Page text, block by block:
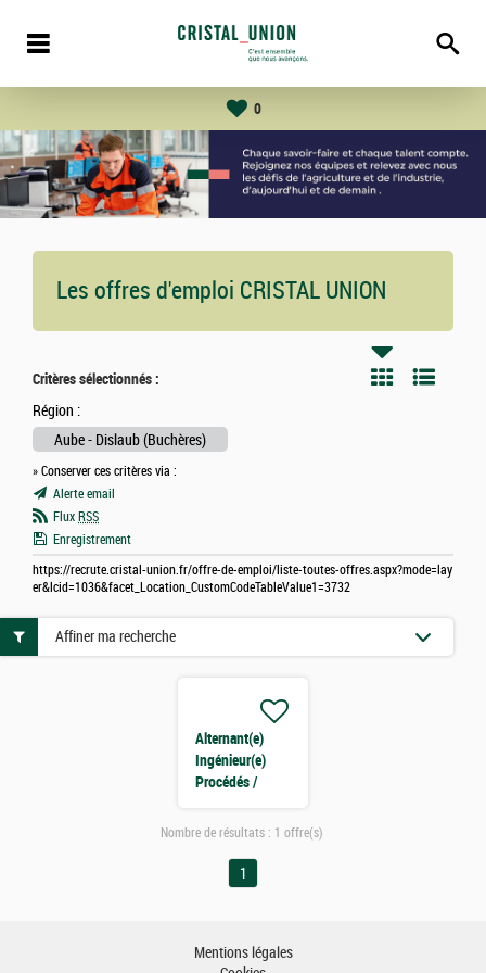
0
Les offres d'emploi CRISTAL UNION
Critères sélectionnés :
Région :
Aube - Dislaub (Buchères)
» Conserver ces critères via :
Alerte email
Flux RSS
Enregistrement
https://recrute.cristal-union.fr/offre-de-emploi/liste-toutes-offres.aspx?mode=lay
er&lcid=1036&facet_Location_CustomCodeTableValue1=3732
Alternant(e)
Ingénieur(e)
Procédés /
(H/F)
Affiner ma recherche
Nombre de résultats : 1 offre(s)
1
Mentions légales